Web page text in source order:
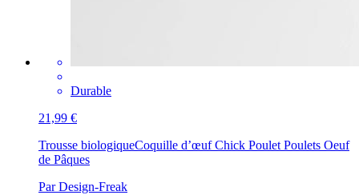
Durable
21,99 €
Trousse biologiqueCoquille d’œuf Chick Poulet Poulets Oeuf
de Pâques
Par Design-Freak